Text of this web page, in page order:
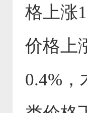
格上涨
价格上
0.4%，